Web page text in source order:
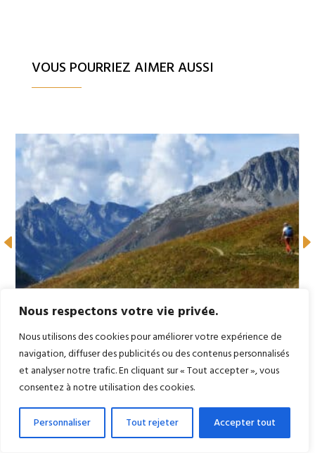
Nous respectons votre vie privée.
Nous utilisons des cookies pour améliorer votre expérience de
navigation, diffuser des publicités ou des contenus personnalisés
et analyser notre trafic. En cliquant sur « Tout accepter », vous
consentez à notre utilisation des cookies.
Personnaliser Tout rejeter Accepter tout
VOUS POURRIEZ AIMER AUSSI
22 Fév, 2021
1 Commentaire